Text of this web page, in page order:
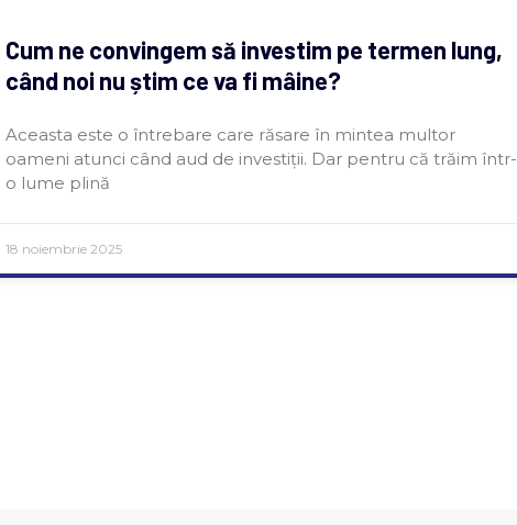
Cum ne convingem să investim pe termen lung,
când noi nu știm ce va fi mâine?
Aceasta este o întrebare care răsare în mintea multor
oameni atunci când aud de investiții. Dar pentru că trăim într-
o lume plină
18 noiembrie 2025